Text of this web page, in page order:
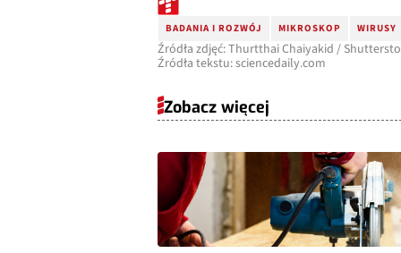
BADANIA I ROZWÓJ MIKROSKOP WIRUSY
Źródła zdjęć: Thurtthai Chaiyakid /
Źródła tekstu: sciencedaily.com
Zobacz więcej